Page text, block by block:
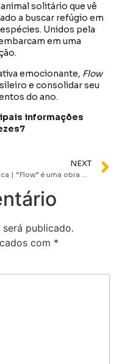
animal solitário que vê
a buscar refúgio em
Unidos pela
em uma
emocionante, Flow
e consolidar seu
do ano.
informações
NEXT
Crítica | “Flow” é uma obra de arte animada
publicado.
com *